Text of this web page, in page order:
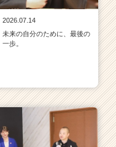
2026.07.14
未来の自分のために、最後の
一歩。